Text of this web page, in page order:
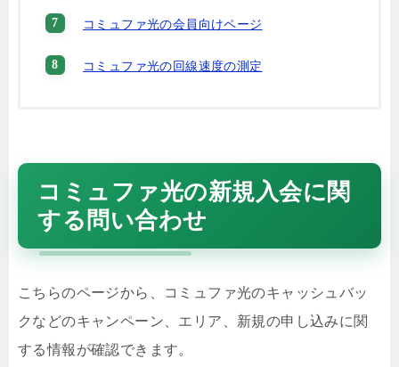
コミュファ光の会員向けページ
コミュファ光の回線速度の測定
コミュファ光の新規入会に関
する問い合わせ
こちらのページから、コミュファ光のキャッシュバッ
クなどのキャンペーン、エリア、新規の申し込みに関
する情報が確認できます。